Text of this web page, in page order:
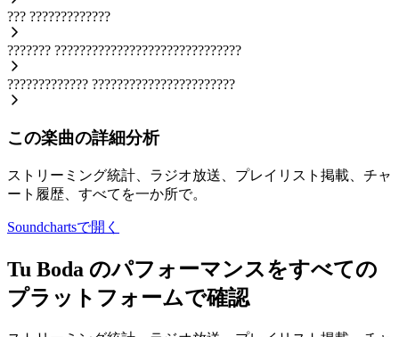
??? ?????????????
??????? ??????????????????????????????
????????????? ???????????????????????
この楽曲の詳細分析
ストリーミング統計、ラジオ放送、プレイリスト掲載、チャ
ート履歴、すべてを一か所で。
Soundchartsで開く
Tu Boda のパフォーマンスをすべての
プラットフォームで確認